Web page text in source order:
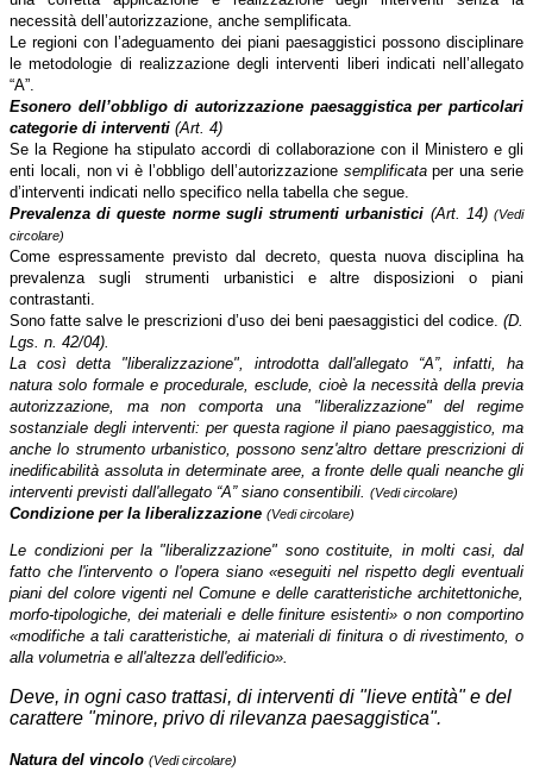
necessità dell’autorizzazione, anche semplificata.
Le regioni con l’adeguamento dei piani paesaggistici possono disciplinare
le metodologie di realizzazione degli interventi liberi indicati nell’allegato
“A”.
Esonero dell’obbligo di autorizzazione paesaggistica per particolari
categorie di interventi (Art. 4)
Se la Regione ha stipulato accordi di collaborazione con il Ministero e gli
enti locali, non vi è l’obbligo dell’autorizzazione semplificataper una serie
d’interventi indicati nello specifico nella tabella che segue.
Prevalenza di queste norme sugli strumenti urbanistici (Art. 14)(Vedi
circolare)
Come espressamente previsto dal decreto, questa nuova disciplina ha
prevalenza sugli strumenti urbanistici e altre disposizioni o piani
contrastanti.
Sono fatte salve le prescrizioni d’uso dei beni paesaggistici del codice. (D.
Lgs. n. 42/04).
La così detta "liberalizzazione", introdotta dall'allegato “A”, infatti, ha
natura solo formale e procedurale, esclude, cioè la necessità della previa
autorizzazione, ma non comporta una "liberalizzazione" del regime
sostanziale degli interventi: per questa ragione il piano paesaggistico, ma
anche lo strumento urbanistico, possono senz'altro dettare prescrizioni di
inedificabilità assoluta in determinate aree, a fronte delle quali neanche gli
interventi previsti dall'allegato “A” siano consentibili. (Vedi circolare)
Condizione per la liberalizzazione (Vedi circolare)
Le condizioni per la "liberalizzazione" sono costituite, in molti casi, dal
fatto che l'intervento o l'opera siano «eseguiti nel rispetto degli eventuali
piani del colore vigenti nel Comune e delle caratteristiche architettoniche,
morfo-tipologiche, dei materiali e delle finiture esistenti» o non comportino
«modifiche a tali caratteristiche, ai materiali di finitura o di rivestimento, o
alla volumetria e all'altezza dell'edificio».
Deve, in ogni caso trattasi, di interventi di "lieve entità" e del
carattere "minore, privo di rilevanza paesaggistica".
Natura del vincolo (Vedi circolare)